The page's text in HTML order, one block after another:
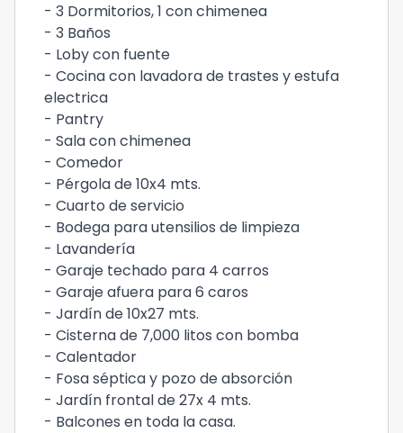
- 3 Dormitorios, 1 con chimenea
- 3 Baños
- Loby con fuente
- Cocina con lavadora de trastes y estufa
electrica
- Pantry
- Sala con chimenea
- Comedor
- Pérgola de 10x4 mts.
- Cuarto de servicio
- Bodega para utensilios de limpieza
- Lavandería
- Garaje techado para 4 carros
- Garaje afuera para 6 caros
- Jardín de 10x27 mts.
- Cisterna de 7,000 litos con bomba
- Calentador
- Fosa séptica y pozo de absorción
- Jardín frontal de 27x 4 mts.
- Balcones en toda la casa.